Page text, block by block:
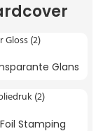
Glans
Stamping